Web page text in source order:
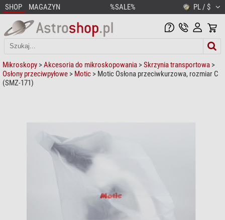
SHOP MAGAZYN %SALE% PL / $
Mikroskopy >Akcesoria do mikroskopowania >Skrzynia transportowa >
Osłony przeciwpyłowe > Motic > Motic Osłona przeciwkurzowa, rozmiar C
(SMZ-171)